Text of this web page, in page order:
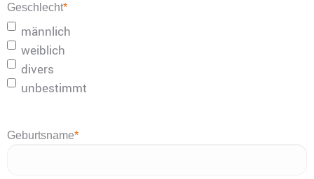
Geschlecht*
männlich
weiblich
divers
unbestimmt
Geburtsname*